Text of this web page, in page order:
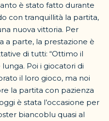
è stato fatto durante
con tranquillità la partita,
nuova vittoria. Per
a parte, la prestazione è
di tutti: “Ottimo il
Poi i giocatori di
il loro gioco, ma noi
la partita con pazienza
è stata l’occasione per
biancoblu quasi al